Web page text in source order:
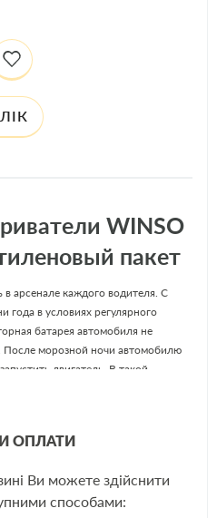
WINSO
пакет
арсенале каждого водителя. С
года в условиях регулярного
батарея автомобиля не
После морозной ночи автомобилю
двигатель. В такой
помощи старт-кабеля,
для использования на
кабеля хватит для комфортного
для прикуривания имеет
ОПЛАТИ
Ви можете здійснити
способами: